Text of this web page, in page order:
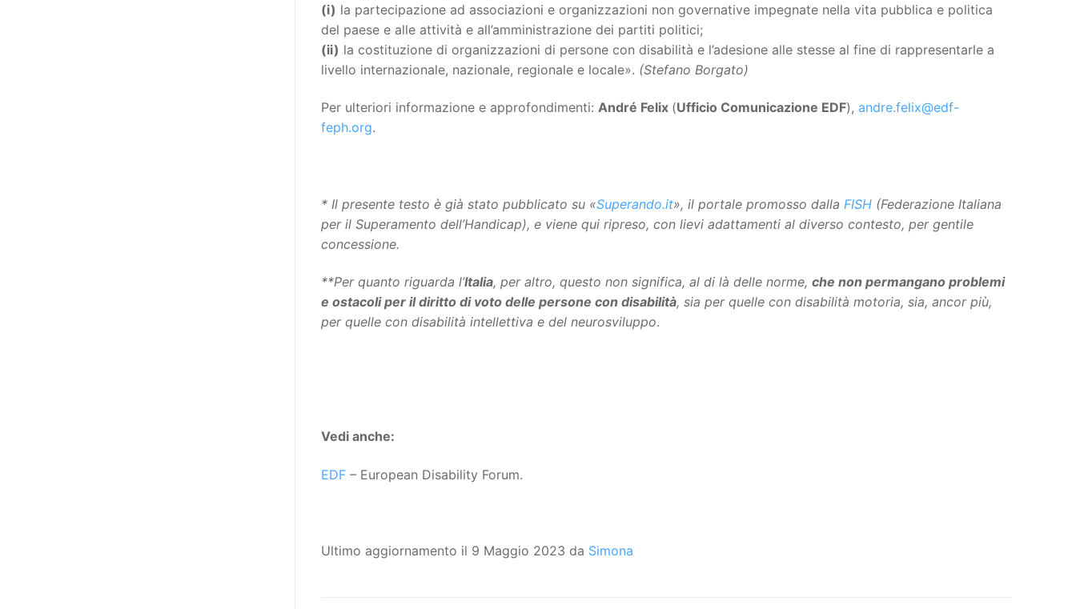
(i) la partecipazione ad associazioni e organizzazioni non governative impegnate nella vita pubblica e politica
del paese e alle attività e all’amministrazione dei partiti politici;
(ii) la costituzione di organizzazioni di persone con disabilità e l’adesione alle stesse al fine di rappresentarle a
livello internazionale, nazionale, regionale e locale». (Stefano Borgato)
Per ulteriori informazione e approfondimenti: André Felix (Ufficio Comunicazione EDF), andre.felix@edf-
feph.org.
* Il presente testo è già stato pubblicato su «Superando.it», il portale promosso dalla FISH (Federazione Italiana
per il Superamento dell’Handicap), e viene qui ripreso, con lievi adattamenti al diverso contesto, per gentile
concessione.
**Per quanto riguarda l’Italia, per altro, questo non significa, al di là delle norme, che non permangano problemi
e ostacoli per il diritto di voto delle persone con disabilità, sia per quelle con disabilità motoria, sia, ancor più,
per quelle con disabilità intellettiva e del neurosviluppo.
Vedi anche:
EDF – European Disability Forum.
Ultimo aggiornamento il 9 Maggio 2023 da Simona